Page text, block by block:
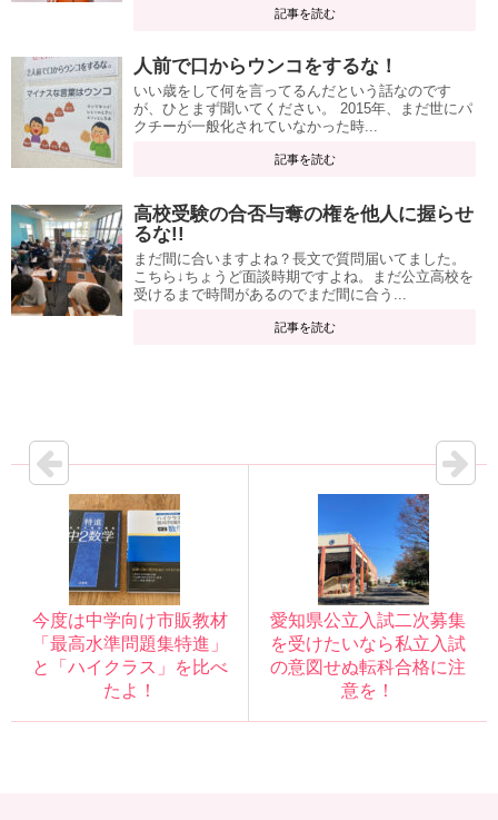
記事を読む
人前で口からウンコをするな！
いい歳をして何を言ってるんだという話なのです
が、ひとまず聞いてください。 2015年、まだ世にパ
クチーが一般化されていなかった時...
記事を読む
高校受験の合否与奪の権を他人に握らせ
るな!!
まだ間に合いますよね？長文で質問届いてました。
こちら↓ちょうど面談時期ですよね。まだ公立高校を
受けるまで時間があるのでまだ間に合う...
記事を読む
今度は中学向け市販教材
「最高水準問題集特進」
と「ハイクラス」を比べ
たよ！
愛知県公立入試二次募集
を受けたいなら私立入試
の意図せぬ転科合格に注
意を！